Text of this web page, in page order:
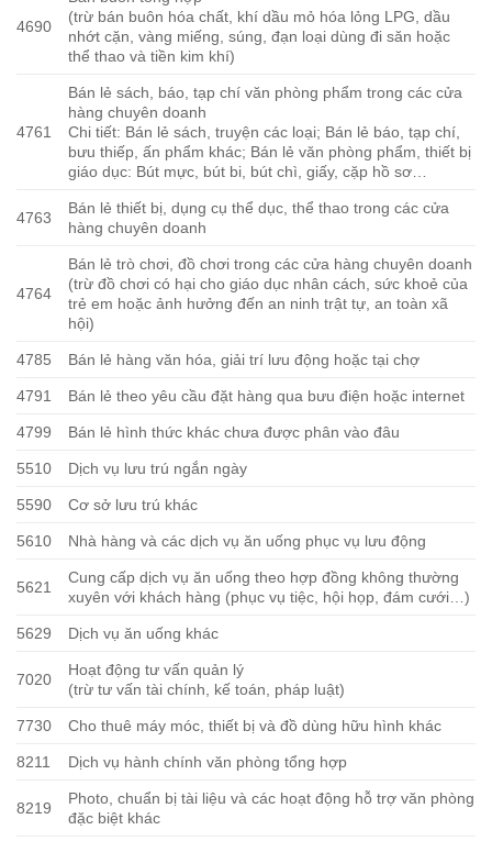
4690
(trừ bán buôn hóa chất, khí dầu mỏ hóa lỏng LPG, dầu
nhớt cặn, vàng miếng, súng, đạn loại dùng đi săn hoặc
thể thao và tiền kim khí)
4761
Bán lẻ sách, báo, tạp chí văn phòng phẩm trong các cửa
hàng chuyên doanh
Chi tiết: Bán lẻ sách, truyện các loại; Bán lẻ báo, tạp chí,
bưu thiếp, ấn phẩm khác; Bán lẻ văn phòng phẩm, thiết bị
giáo dục: Bút mực, bút bi, bút chì, giấy, cặp hồ sơ…
4763
Bán lẻ thiết bị, dụng cụ thể dục, thể thao trong các cửa
hàng chuyên doanh
4764
Bán lẻ trò chơi, đồ chơi trong các cửa hàng chuyên doanh
(trừ đồ chơi có hại cho giáo dục nhân cách, sức khoẻ của
trẻ em hoặc ảnh hưởng đến an ninh trật tự, an toàn xã
hội)
4785 Bán lẻ hàng văn hóa, giải trí lưu động hoặc tại chợ
4791 Bán lẻ theo yêu cầu đặt hàng qua bưu điện hoặc internet
4799 Bán lẻ hình thức khác chưa được phân vào đâu
5510 Dịch vụ lưu trú ngắn ngày
5590 Cơ sở lưu trú khác
5610 Nhà hàng và các dịch vụ ăn uống phục vụ lưu động
5621
Cung cấp dịch vụ ăn uống theo hợp đồng không thường
xuyên với khách hàng (phục vụ tiệc, hội họp, đám cưới…)
5629 Dịch vụ ăn uống khác
7020
Hoạt động tư vấn quản lý
(trừ tư vấn tài chính, kế toán, pháp luật)
7730 Cho thuê máy móc, thiết bị và đồ dùng hữu hình khác
8211 Dịch vụ hành chính văn phòng tổng hợp
8219
Photo, chuẩn bị tài liệu và các hoạt động hỗ trợ văn phòng
đặc biệt khác